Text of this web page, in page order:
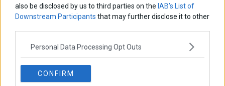
also be disclosed by us to third parties on the IAB’s List of
Downstream Participants that may further disclose it to other
Personal Data Processing Opt Outs
CONFIRM
Εύη Φραγκάκη
Σταματίνα Σταματάκου